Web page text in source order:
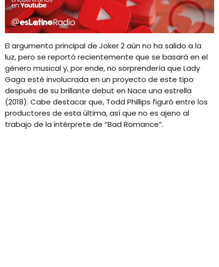
El argumento principal de Joker 2 aún no ha salido a la
luz, pero se reportó recientemente que se basará en el
género musical y, por ende, no sorprendería que Lady
Gaga esté involucrada en un proyecto de este tipo
después de su brillante debut en Nace una estrella
(2018). Cabe destacar que, Todd Phillips figuró entre los
productores de esta última, así que no es ajeno al
trabajo de la intérprete de “Bad Romance”.